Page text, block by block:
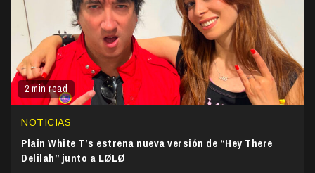
2 min read
NOTICIAS
Plain White T’s estrena nueva versión de “Hey There
Delilah” junto a LØLØ